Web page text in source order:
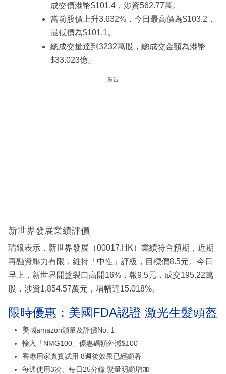
成交價港幣$101.4，涉資562.77萬。
當前股價上升3.632%，今日最高價為$103.2，
最低價為$101.1。
總成交量達到3232萬股，總成交金額為港幣
$33.023億。
廣告
新世界發展業績評價
瑞銀表示，新世界發展（00017.HK）業績符合預期，近期
再融資壓力有限，維持「中性」評級，目標價8.5元。今日
早上，新世界開盤裂口高開16%，報9.5元，成交195.22萬
股，涉資1,854.57萬元，增幅達15.018%。
限時優惠：美國FDA認證 激光生髮頭盔
美國amazon鎖量及評價No. 1
輸入「NMG100」優惠碼額外減$100
香港用家真實試用 8週後效果已經顯著
每週使用3次、每日25分鐘 髮量明顯增加